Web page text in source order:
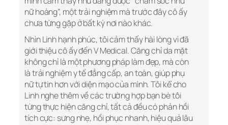
nữ hoàng”, một trải nghiệm mà trước đây cô ấy
chưa từng gặp ở bất kỳ nơi nào khác.
Nhìn Linh hạnh phúc, tôi cảm thấy hài lòng vì đã
giới thiệu cô ấy đến V Medical. Căng chỉ da mặt
không chỉ là một phương pháp làm đẹp, mà còn
là trải nghiệm y tế đẳng cấp, an toàn, giúp phụ
nữ tự tin hơn với diện mạo của mình. Tôi kể cho
Linh nghe thêm về các trường hợp bạn bè tôi
từng thực hiện căng chỉ, tất cả đều có phản hồi
tích cực: sưng nhẹ, hồi phục nhanh, hiệu quả lâu